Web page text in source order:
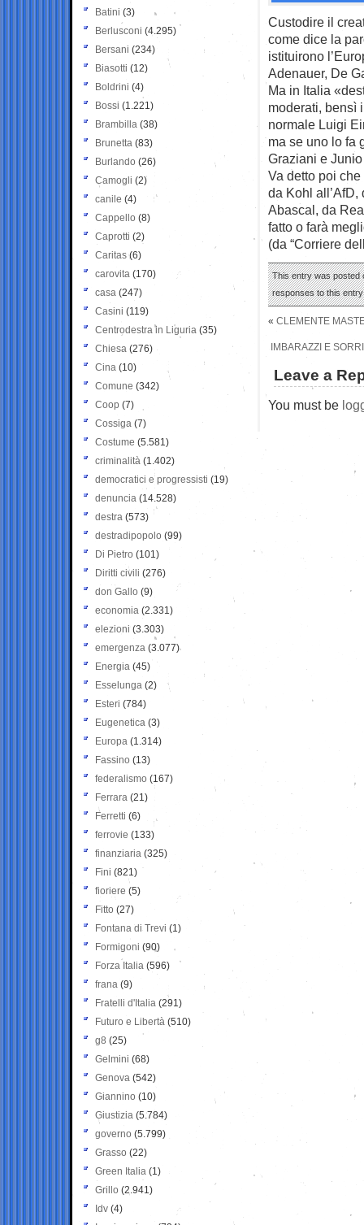
Custodire il
come dice la
istituirono
Adenauer, De
Ma in Italia
moderati, bensì
normale Luigi
ma se uno lo fa
Graziani e
Va detto poi
da Kohl
Abascal, da
fatto o farà
(da “Corriere
This entry was posted
responses to this
« CLEMENTE
IMBARAZZI E
Leave a
You must be
Batini (3)
Berlusconi (4.295)
Bersani (234)
Biasotti (12)
Boldrini (4)
Bossi (1.221)
Brambilla (38)
Brunetta (83)
Burlando (26)
Camogli (2)
canile (4)
Cappello (8)
Caprotti (2)
Caritas (6)
carovita (170)
casa (247)
Casini (119)
Centrodestra in Liguria (35)
Chiesa (276)
Cina (10)
Comune (342)
Coop (7)
Cossiga (7)
Costume (5.581)
criminalità (1.402)
democratici e progressisti (19)
denuncia (14.528)
destra (573)
destradipopolo (99)
Di Pietro (101)
Diritti civili (276)
don Gallo (9)
economia (2.331)
elezioni (3.303)
emergenza (3.077)
Energia (45)
Esselunga (2)
Esteri (784)
Eugenetica (3)
Europa (1.314)
Fassino (13)
federalismo (167)
Ferrara (21)
Ferretti (6)
ferrovie (133)
finanziaria (325)
Fini (821)
fioriere (5)
Fitto (27)
Fontana di Trevi (1)
Formigoni (90)
Forza Italia (596)
frana (9)
Fratelli d'Italia (291)
Futuro e Libertà (510)
g8 (25)
Gelmini (68)
Genova (542)
Giannino (10)
Giustizia (5.784)
governo (5.799)
Grasso (22)
Green Italia (1)
Grillo (2.941)
Idv (4)